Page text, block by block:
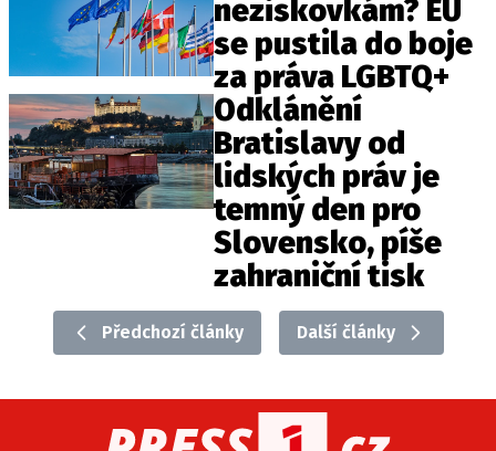
neziskovkám? EU
se pustila do boje
za práva LGBTQ+
Odklánění
Bratislavy od
lidských práv je
temný den pro
Slovensko, píše
zahraniční tisk
Předchozí články Další články